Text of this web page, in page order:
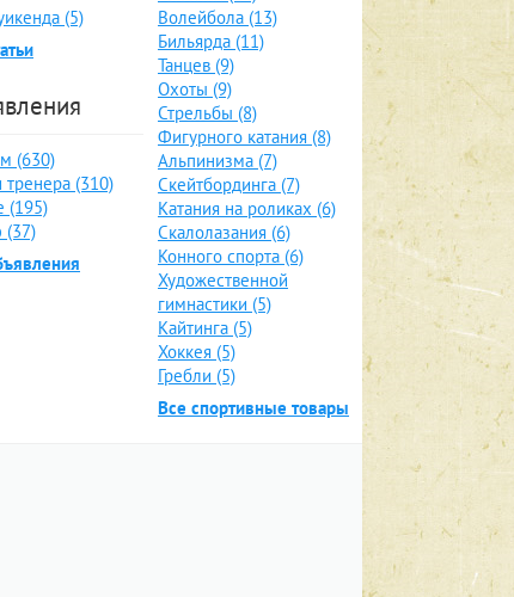
(5)
(630)
тренера (310)
(195)
(37)
Волейбола (13)
Бильярда (11)
Танцев (9)
Охоты (9)
Стрельбы (8)
Фигурного катания (8)
Альпинизма (7)
Скейтбординга (7)
Катания на роликах (6)
Скалолазания (6)
Конного спорта (6)
Художественной
гимнастики (5)
Кайтинга (5)
Хоккея (5)
Гребли (5)
Все спортивные товары